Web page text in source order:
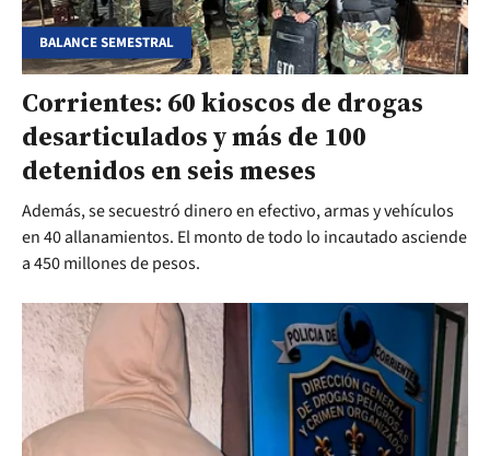
BALANCE SEMESTRAL
Corrientes: 60 kioscos de drogas
desarticulados y más de 100
detenidos en seis meses
Además, se secuestró dinero en efectivo, armas y vehículos
en 40 allanamientos. El monto de todo lo incautado asciende
a 450 millones de pesos.